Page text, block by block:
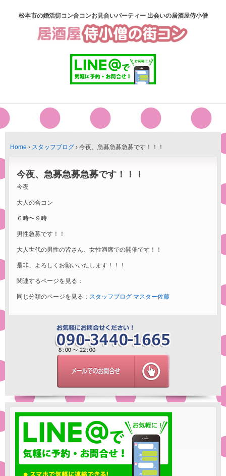
松本市の婚活街コン合コンお見合いパーティー 出会いの居酒屋侍小僧
Home › スタッフブログ › 今夜、急募急募急募です！！！
今夜、急募急募急募です！！！
今夜
大人の合コン
６時〜９時
男性急募です！！
大人世代の男性の皆さん、女性満席での開催です！！
是非、よろしくお願いいたします！！！
関連するページを見る：
同じ分類のページを見る： スタッフブログ マスター佐藤